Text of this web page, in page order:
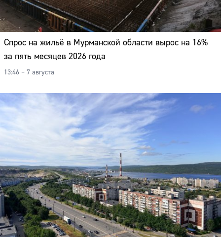
Спрос на жильё в Мурманской области вырос на 16%
за пять месяцев 2026 года
13:46 – 7 августа